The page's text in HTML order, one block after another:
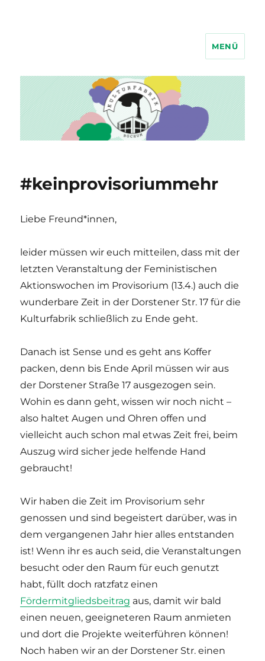
MENÜ
#keinprovisoriummehr
Liebe Freund*innen,
leider müssen wir euch mitteilen, dass mit der
letzten Veranstaltung der Feministischen
Aktionswochen im Provisorium (13.4.) auch die
wunderbare Zeit in der Dorstener Str. 17 für die
Kulturfabrik schließlich zu Ende geht.
Danach ist Sense und es geht ans Koffer
packen, denn bis Ende April müssen wir aus
der Dorstener Straße 17 ausgezogen sein.
Wohin es dann geht, wissen wir noch nicht –
also haltet Augen und Ohren offen und
vielleicht auch schon mal etwas Zeit frei, beim
Auszug wird sicher jede helfende Hand
gebraucht!
Wir haben die Zeit im Provisorium sehr
genossen und sind begeistert darüber, was in
dem vergangenen Jahr hier alles entstanden
ist! Wenn ihr es auch seid, die Veranstaltungen
besucht oder den Raum für euch genutzt
habt, füllt doch ratzfatz einen
Fördermitgliedsbeitrag aus, damit wir bald
einen neuen, geeigneteren Raum anmieten
und dort die Projekte weiterführen können!
Noch haben wir an der Dorstener Str. einen